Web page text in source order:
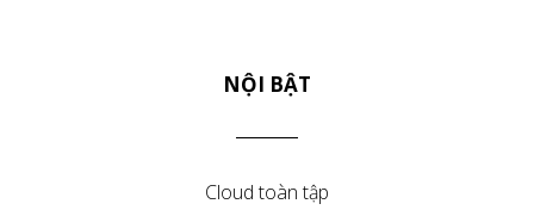
NỘI BẬT
Cloud toàn tập